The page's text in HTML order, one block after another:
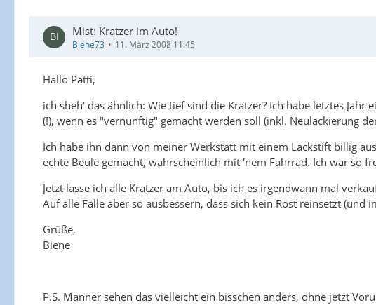
Mist: Kratzer im Auto!
Biene73 11. März 2008 11:45
Hallo Patti,
ich sheh' das ähnlich: Wie tief sind die Kratzer? Ich habe letztes
(!), wenn es "vernünftig" gemacht werden soll (inkl. Neulackierung
Ich habe ihn dann von meiner Werkstatt mit einem Lackstift billig
echte Beule gemacht, wahrscheinlich mit 'nem Fahrrad. Ich war so
Jetzt lasse ich alle Kratzer am Auto, bis ich es irgendwann mal
Auf alle Fälle aber so ausbessern, dass sich kein Rost reinsetzt (und
Grüße,
Biene
P.S. Männer sehen das vielleicht ein bisschen anders, ohne jetzt